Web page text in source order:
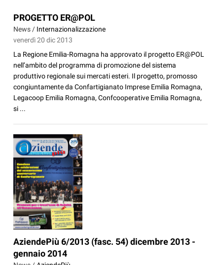
PROGETTO ER@POL
News / Internazionalizzazione
venerdì 20 dic 2013
La Regione Emilia-Romagna ha approvato il progetto ER@POL
nell’ambito del programma di promozione del sistema
produttivo regionale sui mercati esteri. Il progetto, promosso
congiuntamente da Confartigianato Imprese Emilia Romagna,
Legacoop Emilia Romagna, Confcooperative Emilia Romagna,
si ...
AziendePiù 6/2013 (fasc. 54) dicembre 2013 -
gennaio 2014